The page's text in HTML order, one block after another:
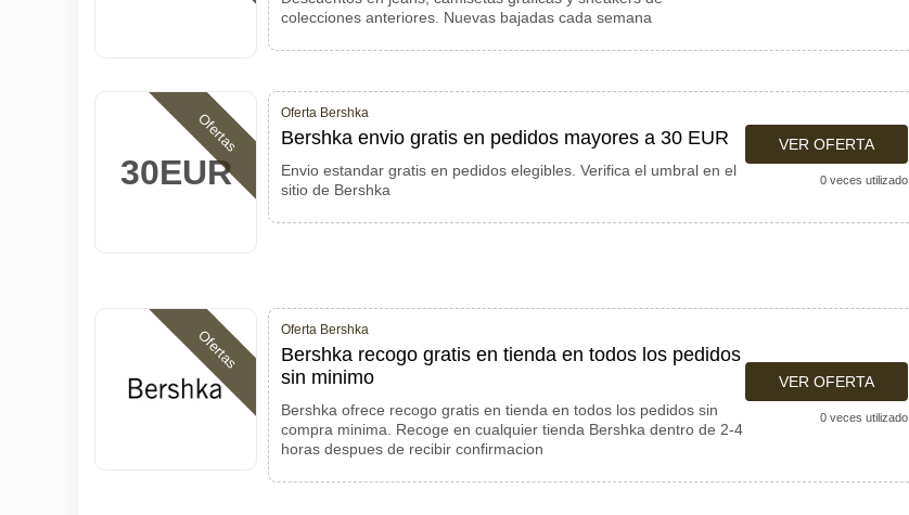
colecciones anteriores. Nuevas bajadas cada semana
30EUR
Ofertas Oferta Bershka
Bershka envio gratis en pedidos mayores a 30 EUR
Envio estandar gratis en pedidos elegibles. Verifica el umbral en el
sitio de Bershka
VER OFERTA
0 veces utilizado
Ofertas Oferta Bershka
Bershka recogo gratis en tienda en todos los pedidos
sin minimo
Bershka ofrece recogo gratis en tienda en todos los pedidos sin
compra minima. Recoge en cualquier tienda Bershka dentro de 2-4
horas despues de recibir confirmacion
VER OFERTA
0 veces utilizado